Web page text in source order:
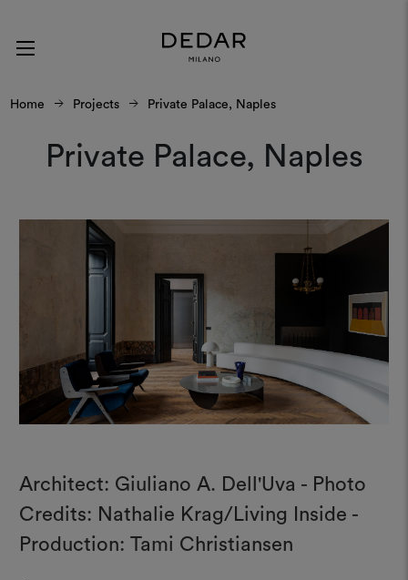
Home Projects Private Palace, Naples
Private Palace, Naples
Architect: Giuliano A. Dell'Uva - Photo
Credits: Nathalie Krag/Living Inside -
Production: Tami Christiansen